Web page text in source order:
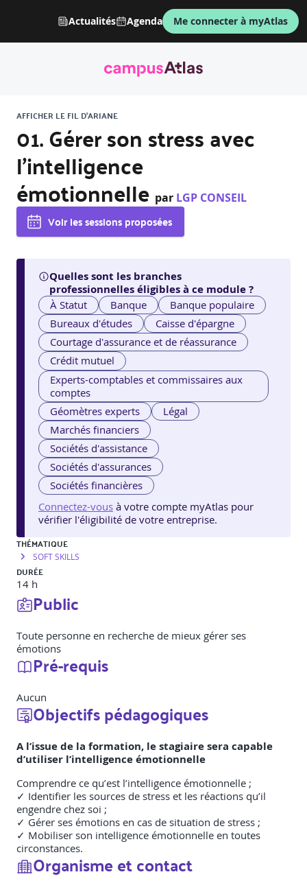
Actualités Agenda Me connecter à myAtlas
AFFICHER LE FIL D'ARIANE
01. Gérer son stress avec
l’intelligence
émotionnelle par LGP CONSEIL
Voir les sessions proposées
Quelles sont les branches
professionnelles éligibles à ce module ?
À Statut Banque
Banque populaire
Bureaux d'études
Caisse d'épargne
Courtage d'assurance et de réassurance
Crédit mutuel
Experts-comptables et commissaires aux
comptes
Géomètres experts
Légal
Marchés financiers
Sociétés d'assistance
Sociétés d'assurances
Sociétés financières
Connectez-vous à votre compte myAtlas pour
vérifier l'éligibilité de votre entreprise.
THÉMATIQUE
SOFT SKILLS
DURÉE
14 h
Public
Toute personne en recherche de mieux gérer ses
émotions
Pré-requis
Aucun
Objectifs pédagogiques
A l’issue de la formation, le stagiaire sera capable
d’utiliser l’intelligence émotionnelle
Comprendre ce qu’est l’intelligence émotionnelle ;
✓ Identifier les sources de stress et les réactions qu’il
engendre chez soi ;
✓ Gérer ses émotions en cas de situation de stress ;
✓ Mobiliser son intelligence émotionnelle en toutes
circonstances.
Organisme et contact